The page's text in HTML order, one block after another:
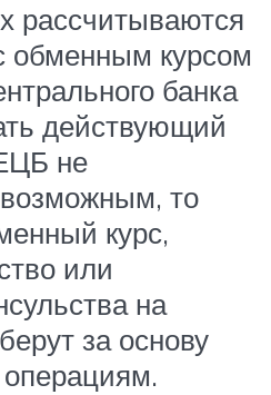
рассчитываются
обменным курсом
банка
действующий
не
возможным, то
курс,
или
на
за основу